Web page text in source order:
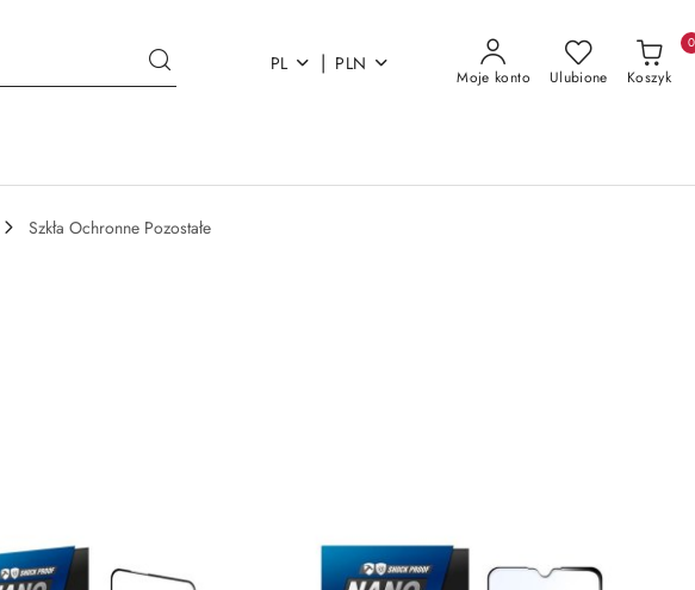
PL | PLN
Moje konto Ulubione Koszyk
0
Szkła Ochronne Pozostałe